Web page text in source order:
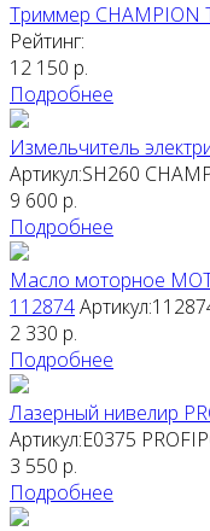
Триммер CHAMPION
Рейтинг:
12 150 р.
Подробнее
Измельчитель
Артикул:SH260
9 600 р.
Подробнее
Масло моторное
112874
2 330 р.
Подробнее
Лазерный нивелир
Артикул:E0375
3 550 р.
Подробнее